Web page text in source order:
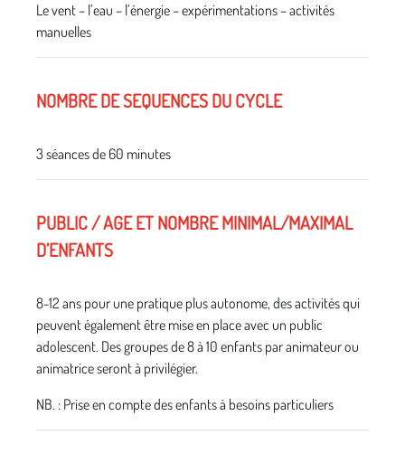
Le vent – l’eau – l’énergie – expérimentations – activités
manuelles
NOMBRE DE SEQUENCES DU CYCLE
3 séances de 60 minutes
PUBLIC / AGE ET NOMBRE MINIMAL/MAXIMAL
D’ENFANTS
8-12 ans pour une pratique plus autonome, des activités qui
peuvent également être mise en place avec un public
adolescent. Des groupes de 8 à 10 enfants par animateur ou
animatrice seront à privilégier.
NB. : Prise en compte des enfants à besoins particuliers